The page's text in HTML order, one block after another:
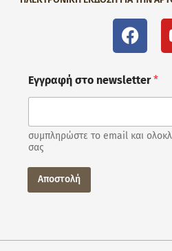
Εγγραφή στο newsletter*
συμπληρώστε το email και
σας
Αποστολή